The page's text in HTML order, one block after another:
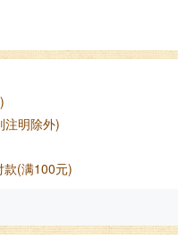
注明除外)
款(满100元)